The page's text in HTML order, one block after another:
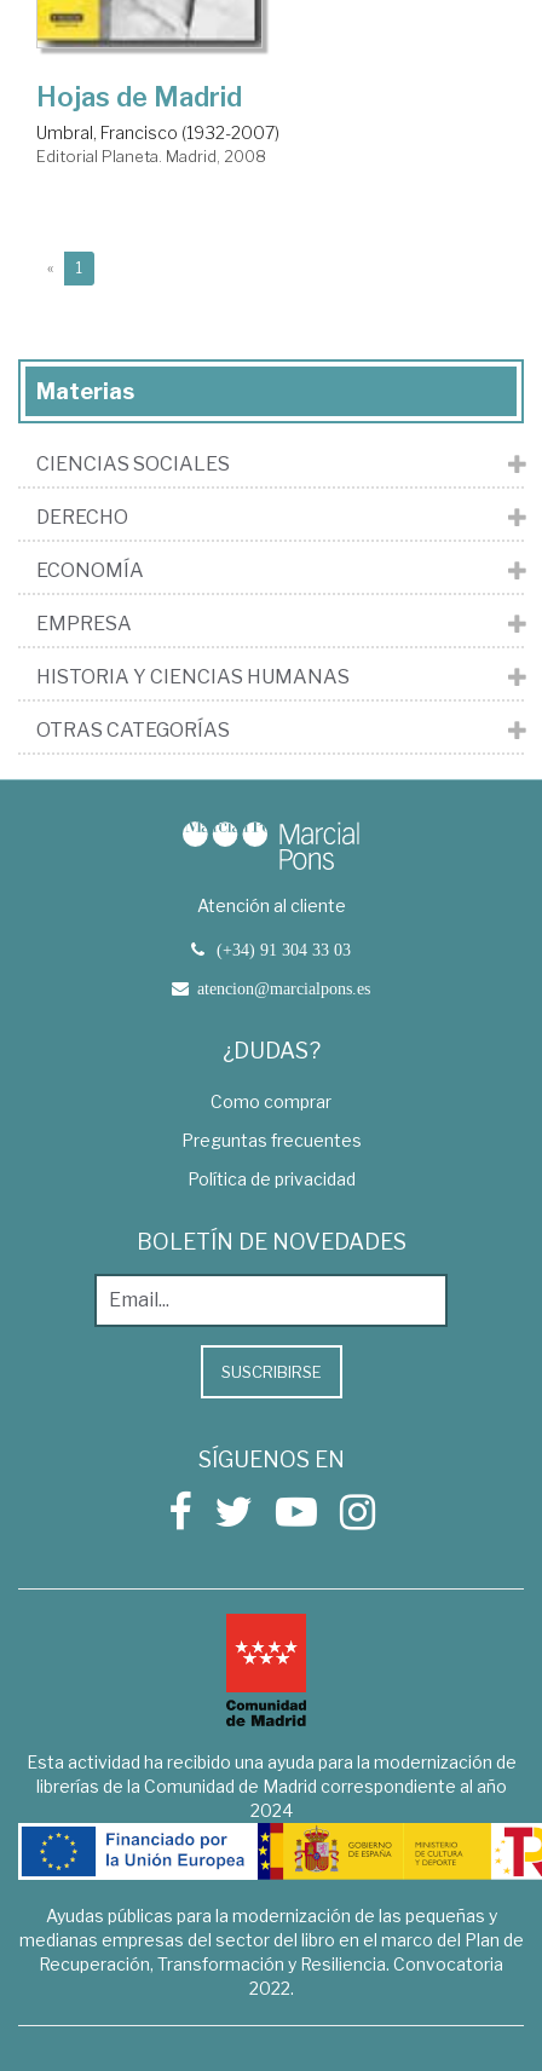
Hojas de Madrid
Umbral, Francisco (1932-2007)
Editorial Planeta. Madrid, 2008
« 1
Materias
CIENCIAS SOCIALES
DERECHO
ECONOMÍA
EMPRESA
HISTORIA Y CIENCIAS HUMANAS
OTRAS CATEGORÍAS
Atención al cliente
(+34) 91 304 33 03
atencion@marcialpons.es
¿DUDAS?
Como comprar
Preguntas frecuentes
Política de privacidad
BOLETÍN DE NOVEDADES
SUSCRIBIRSE
SÍGUENOS EN
Esta actividad ha recibido una ayuda para la modernización de
librerías de la Comunidad de Madrid correspondiente al año
2024
Ayudas públicas para la modernización de las pequeñas y
medianas empresas del sector del libro en el marco del Plan de
Recuperación, Transformación y Resiliencia. Convocatoria
2022.